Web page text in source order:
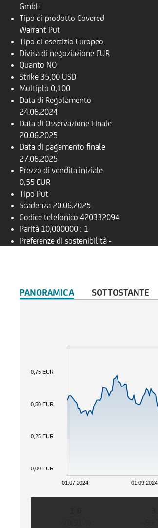
GmbH
Tipo di prodotto Covered
Warrant Put
Tipo di esercizio Europeo
Divisa di negoziazione EUR
Quanto NO
Strike 35,00 USD
Multiplo 0,100
Data di Regolamento
24.06.2024
Data di Osservazione Finale
20.06.2025
Data di pagamento finale
27.06.2025
Prezzo di vendita iniziale
0,55 EUR
Tipo Put
Scadenza 20.06.2025
Codice telefonico 420332094
Parità 10,000000 : 1
Preferenze di sostenibilità -
PANORAMICA SOTTOSTANTE
01.07.2024 01.09.2024
0,00 EUR
0,25 EUR
0,50 EUR
0,75 EUR